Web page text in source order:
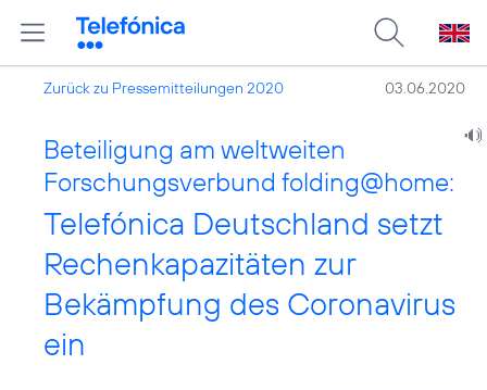
Zurück zu Pressemitteilungen 2020 03.06.2020
Beteiligung am weltweiten
Forschungsverbund folding@home:
Telefónica Deutschland setzt
Rechenkapazitäten zur
Bekämpfung des Coronavirus
ein